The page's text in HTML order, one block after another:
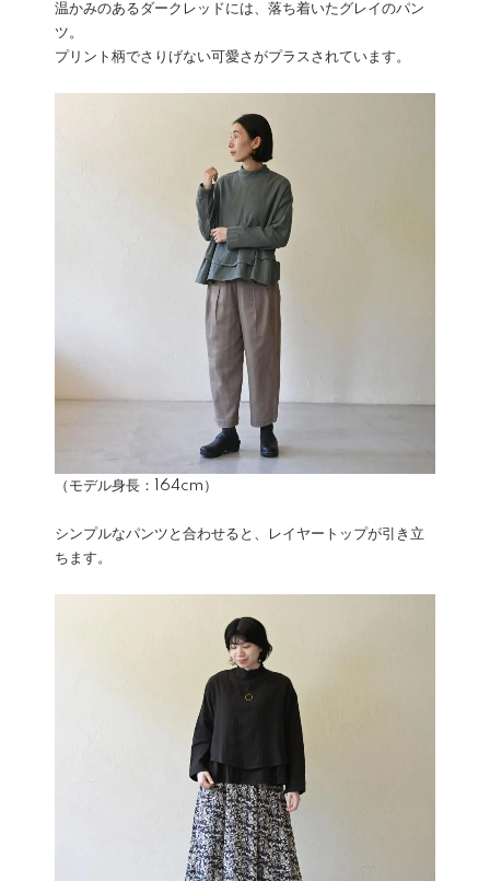
温かみのあるダークレッドには、落ち着いたグレイのパン
ツ。
プリント柄でさりげない可愛さがプラスされています。
（モデル身長：164cm）
シンプルなパンツと合わせると、レイヤートップが引き立
ちます。